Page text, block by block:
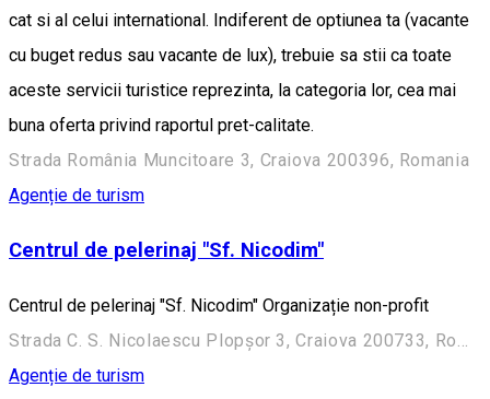
cat si al celui international. Indiferent de optiunea ta (vacante
cu buget redus sau vacante de lux), trebuie sa stii ca toate
aceste servicii turistice reprezinta, la categori­a lor, cea mai
buna oferta privind raportul pret-calitate.
Strada România Muncitoare 3, Craiova 200396, Romania
Agenție de turism
Centrul de pelerinaj "Sf. Nicodim"
Centrul de pelerinaj "Sf. Nicodim" Organizație non-profit
Strada C. S. Nicolaescu Plopșor 3, Craiova 200733, Romania
Agenție de turism